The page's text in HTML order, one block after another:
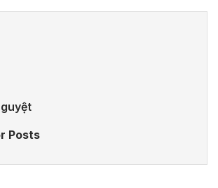
Posts